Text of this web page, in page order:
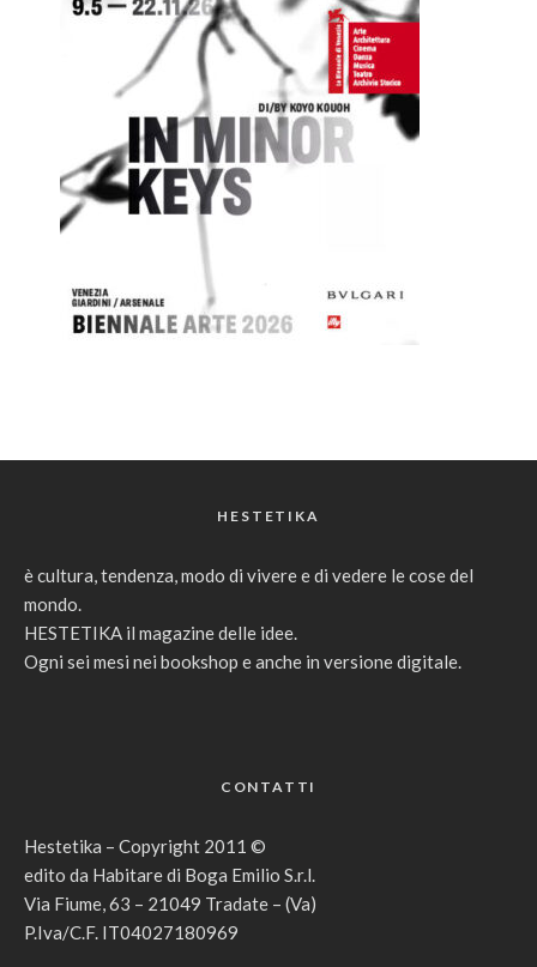
HESTETIKA
è cultura, tendenza, modo di vivere e di vedere le cose del
mondo.
HESTETIKA il magazine delle idee.
Ogni sei mesi nei bookshop e anche in versione digitale.
CONTATTI
Hestetika – Copyright 2011 ©
edito da Habitare di Boga Emilio S.r.l.
Via Fiume, 63 – 21049 Tradate – (Va)
P.Iva/C.F. IT04027180969